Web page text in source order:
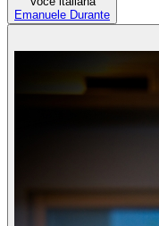
Emanuele Durante